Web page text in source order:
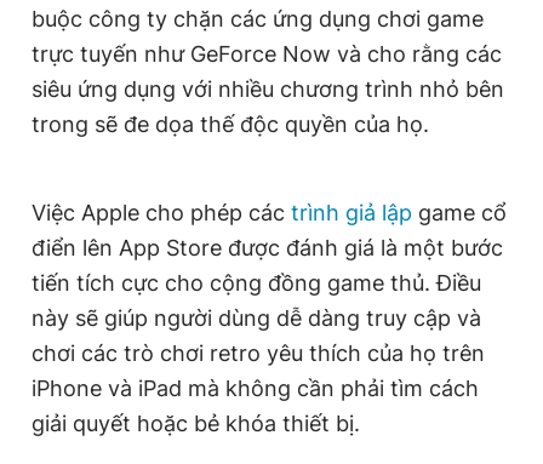
buộc công ty chặn các ứng dụng chơi game
trực tuyến như GeForce Now và cho rằng các
siêu ứng dụng với nhiều chương trình nhỏ bên
trong sẽ đe dọa thế độc quyền của họ.
Việc Apple cho phép các trình giả lập game cổ
điển lên App Store được đánh giá là một bước
tiến tích cực cho cộng đồng game thủ. Điều
này sẽ giúp người dùng dễ dàng truy cập và
chơi các trò chơi retro yêu thích của họ trên
iPhone và iPad mà không cần phải tìm cách
giải quyết hoặc bẻ khóa thiết bị.